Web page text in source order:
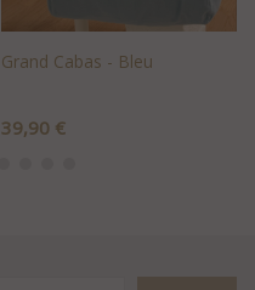
Grand Cabas - Bleu
Prix
39,90 €